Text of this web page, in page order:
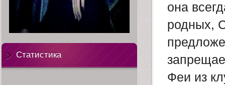
она
родных,
Феи из
Статистика